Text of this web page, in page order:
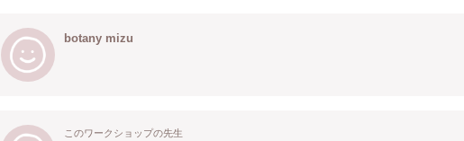
botany mizu
このワークショップの先生